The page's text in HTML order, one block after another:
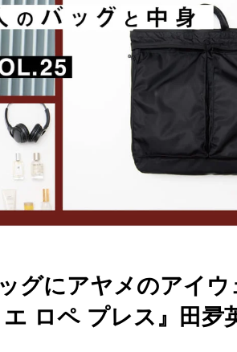
グにアヤメのアイウ
ロペ プレス』田夛